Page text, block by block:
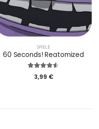
SPIELE
60 Seconds! Reatomized
3,99 €